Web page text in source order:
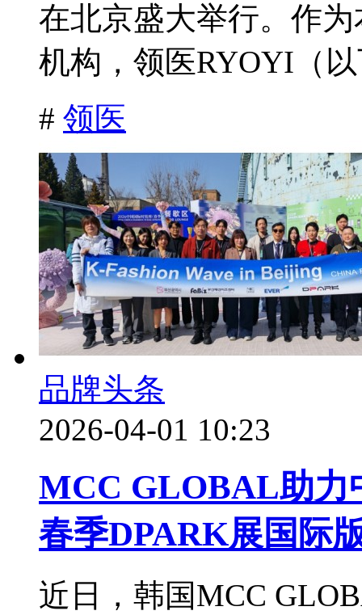
在北京盛大举行。作
机构，领医RYOYI（
# 领医
品牌头条
2026-04-01 10:23
MCC GLOBAL助力
春季DPARK展国际
近日，韩国MCC